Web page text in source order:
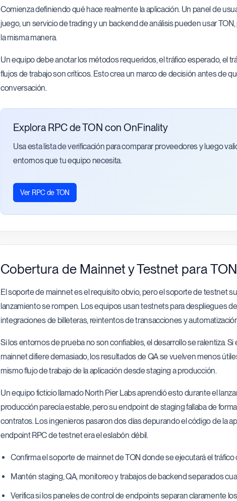
Comienza definiendo qué hace realmente la aplicación. Un panel de
juego, un servicio de trading y un backend de análisis pueden usar
la misma manera.
Un equipo debe anotar los métodos requeridos, el tráfico esperado, el
flujos de trabajo son críticos. Esto crea un marco de decisión antes de
conversación.
Explora RPC de TON con OnFinality
Usa esta lista de verificación para comparar proveedores y luego
entornos que tu equipo necesita.
Ver RPC de TON
Cobertura de Mainnet y Testnet para TON
El soporte de mainnet es el requisito obvio, pero el soporte de testnet
lanzamiento se rompen. Los equipos usan testnets para despliegues
integraciones de billeteras, reintentos de transacciones y
Si los entornos de prueba no son confiables, el desarrollo se ralentiza.
mainnet difiere demasiado, los resultados de QA se vuelven menos
mismo flujo de trabajo de la aplicación desde staging a producción.
Un equipo ficticio llamado North Pier Labs aprendió esto durante el
producción parecía estable, pero su endpoint de staging fallaba de
contratos. Los ingenieros pasaron dos días depurando el código de la
endpoint RPC de testnet era el eslabón débil.
Confirma el soporte de mainnet de TON donde se ejecutará el
Mantén staging, QA, monitoreo y trabajos de backend separados
Verifica si los paneles de control de endpoints separan claramente